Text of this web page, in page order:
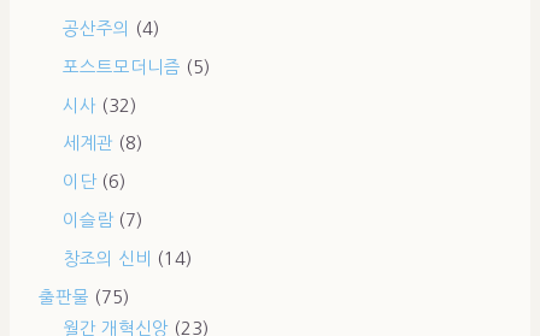
공산주의 (4)
포스트모더니즘 (5)
시사 (32)
세계관 (8)
이단 (6)
이슬람 (7)
창조의 신비 (14)
출판물 (75)
월간 개혁신앙 (23)